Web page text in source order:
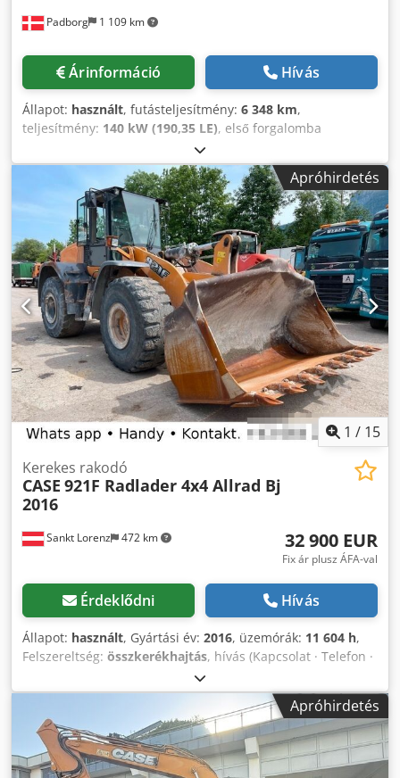
Padborg 1 109 km
Árinformáció Hívás
Állapot: használt, futásteljesítmény: 6 348 km,
teljesítmény: 140 kW (190,35 LE), első forgalomba
, üzemanyagtípus:
2004, Gyártó: Case Típus: MXM190 / Samson Vákuumtartály
8000 L Évjárat: 2004 Állapot: Jó Alvázszám: ACM231045 Ref.
szám: 8084 Forgalomba helyezés dátuma: Le: 190
Üzemóra: 6348 Váltó: Teljes powershift 19+6 Dízel tartály: 1
Tartály térfogata: 400 L Rádió: ? Légrugós ülés: ? Tárcsafék:
Olajfürdős fék Gumiabroncs méret: 600/65R25 + 650/75R38
- 520/70R34 Profilmélység: 60% 90% - 40% Szerszámosláda:
? Hidraulikarendszer: ? Tartálygyártó: Samson Térfogat:
8000 L Nagy nyomású szivattyú: 2 x HPP Nagy nyomású
kapacitás: 122 l/perc - 130 bar Dcodpeynq Dbsfx Abpsk
Vákuumszivattyú: Samson Távvezérlés: ?
Apróhirdetés
1 / 15
Sankt Lorenz 472 km
Kerekes rakodó
CASE 921F Radlader 4x4 Allrad Bj
2016
32 900 EUR
Fix ár plusz ÁFA-val
Érdeklődni Hívás
Állapot: használt, Gyártási év: 2016, üzemórák: 11 604 h,
Felszereltség: összkerékhajtás, hívás (Kapcsolat · Telefon ·
Mobil · WhatsApp) * Case 921F homlokrakodó 4x4
összkerékhajtás * Fűtés / klímaberendezés Dodpfxjkq Amfj
Abpock * Gyártási év: 2016 * Alvázszám (FIN):
FNH921F1NGHE12139 * kW: 190 * Saját tömeg: 19.680 kg *
Össztömeg: 21.600 kg * Üzemóra: 11.604 * 3 db elérhető *
Ár kérésre * Minden adat garancia nélkül
Apróhirdetés